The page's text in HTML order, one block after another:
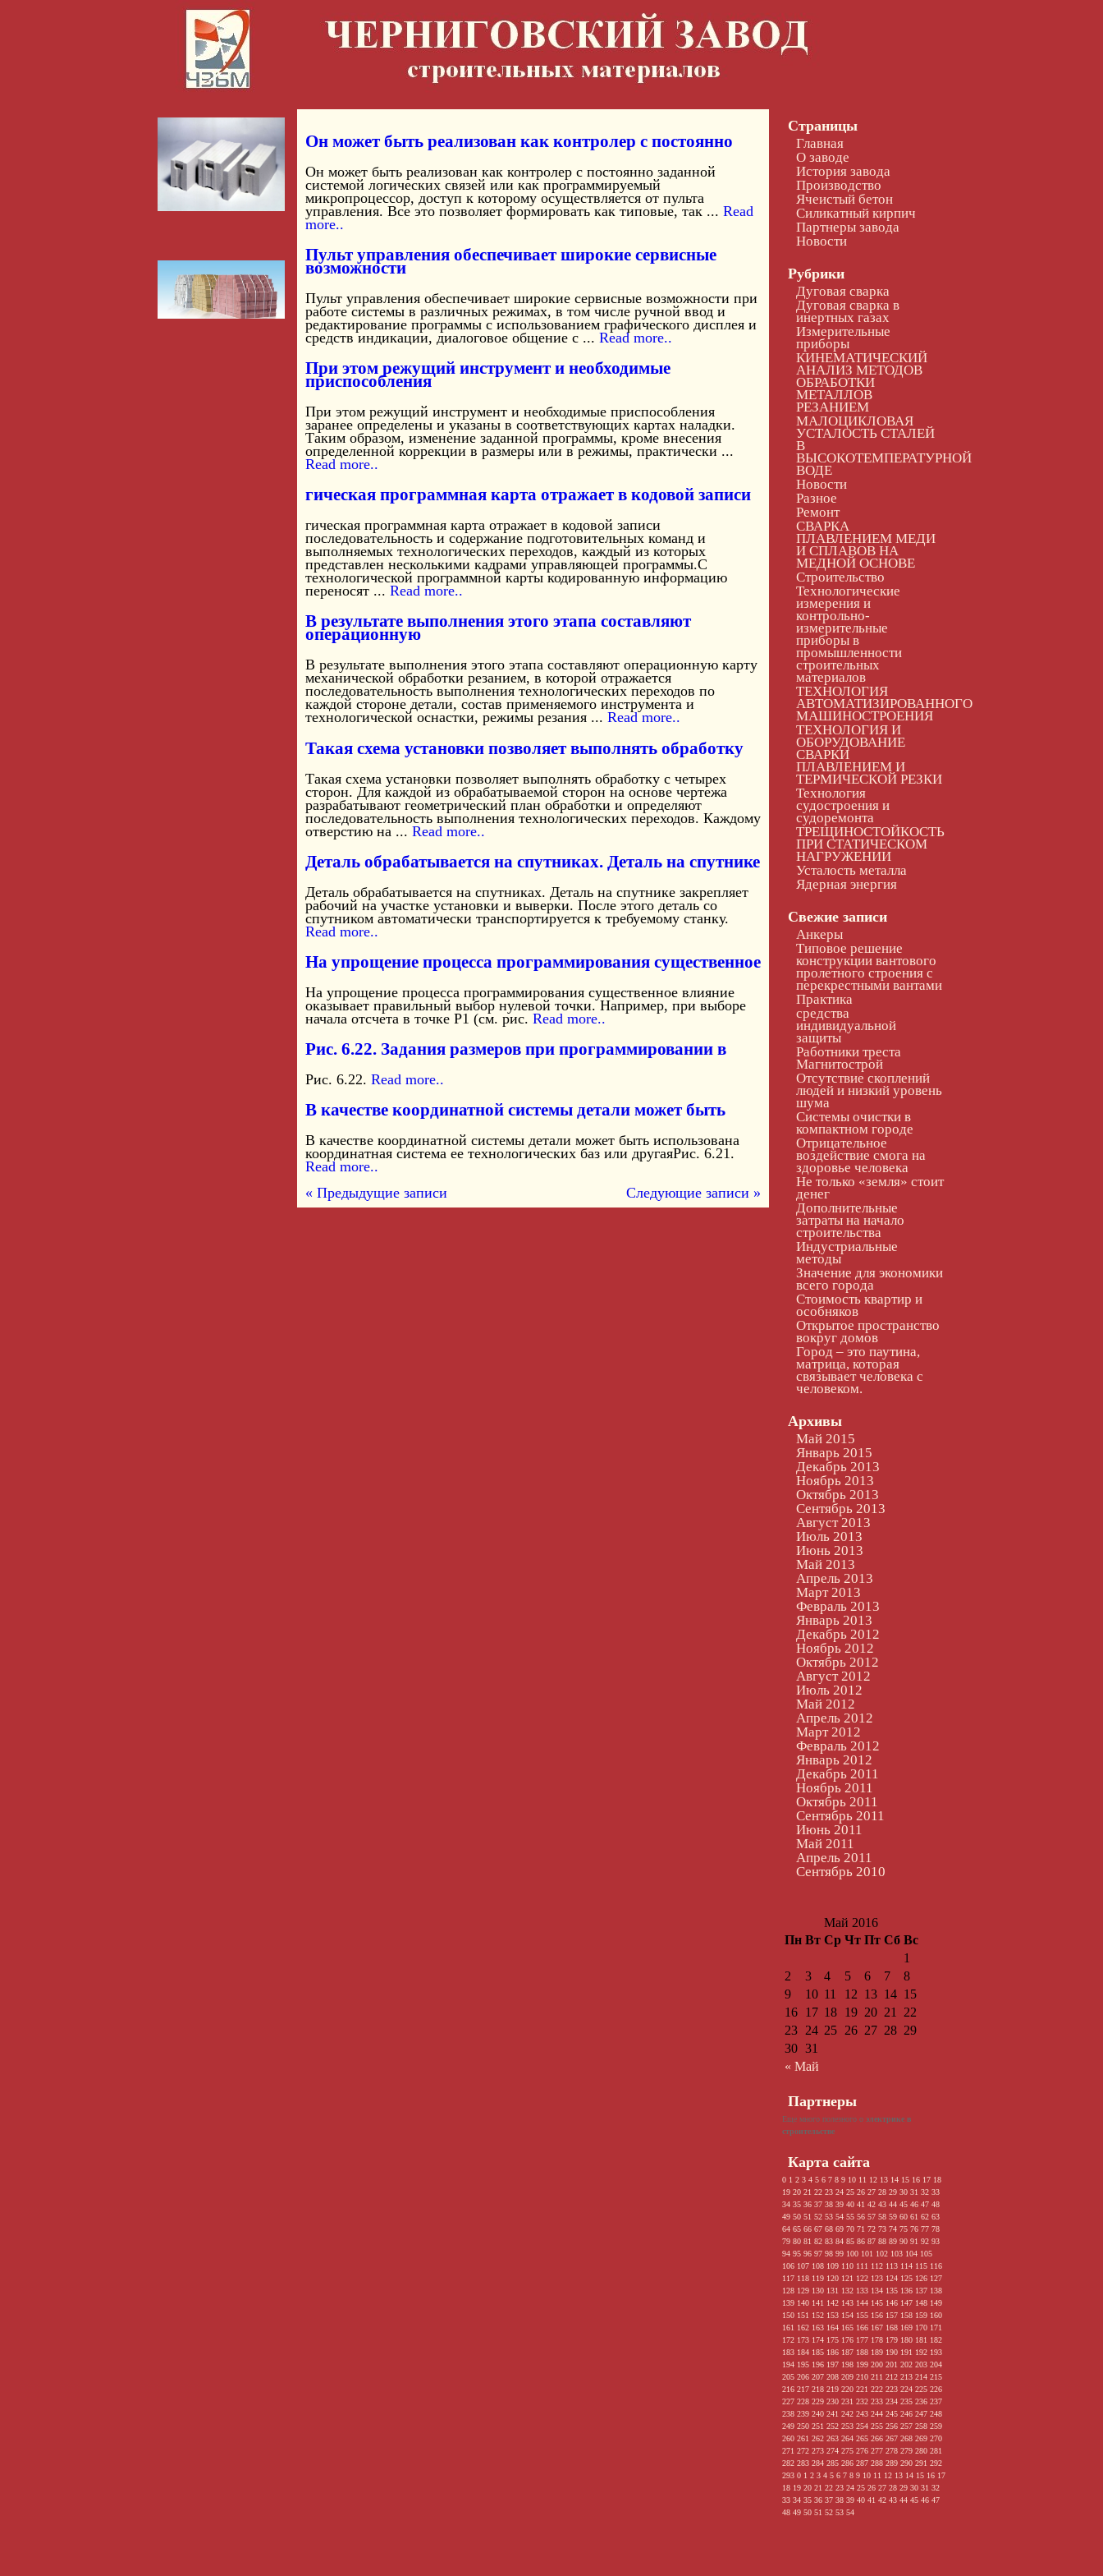
Страницы
Главная
О заводе
История завода
Производство
Ячеистый бетон
Силикатный кирпич
Партнеры завода
Новости
Рубрики
Дуговая сварка
Дуговая сварка в
инертных газах
Измерительные
приборы
КИНЕМАТИЧЕСКИЙ
АНАЛИЗ МЕТОДОВ
ОБРАБОТКИ
МЕТАЛЛОВ
РЕЗАНИЕМ
МАЛОЦИКЛОВАЯ
УСТАЛОСТЬ СТАЛЕЙ
В
ВЫСОКОТЕМПЕРАТУРНОЙ
ВОДЕ
Новости
Разное
Ремонт
СВАРКА
ПЛАВЛЕНИЕМ МЕДИ
И СПЛАВОВ НА
МЕДНОЙ ОСНОВЕ
Строительство
Технологические
измерения и
контрольно-
измерительные
приборы в
промышленности
строительных
материалов
ТЕХНОЛОГИЯ
АВТОМАТИЗИРОВАННОГО
МАШИНОСТРОЕНИЯ
ТЕХНОЛОГИЯ И
ОБОРУДОВАНИЕ
СВАРКИ
ПЛАВЛЕНИЕМ И
ТЕРМИЧЕСКОЙ РЕЗКИ
Технология
судостроения и
судоремонта
ТРЕЩИНОСТОЙКОСТЬ
ПРИ СТАТИЧЕСКОМ
НАГРУЖЕНИИ
Усталость металла
Ядерная энергия
Свежие записи
Анкеры
Типовое решение
конструкции вантового
пролетного строения с
перекрестными вантами
Практика
средства
индивидуальной
защиты
Работники треста
Магнитострой
Отсутствие скоплений
людей и низкий уровень
шума
Системы очистки в
компактном городе
Отрицательное
воздействие смога на
здоровье человека
Не только «земля» стоит
денег
Дополнительные
затраты на начало
строительства
Индустриальные
методы
Значение для экономики
всего города
Стоимость квартир и
особняков
Открытое пространство
вокруг домов
Город – это паутина,
матрица, которая
связывает человека с
человеком.
Архивы
Май 2015
Январь 2015
Декабрь 2013
Ноябрь 2013
Октябрь 2013
Сентябрь 2013
Август 2013
Июль 2013
Июнь 2013
Май 2013
Апрель 2013
Март 2013
Февраль 2013
Январь 2013
Декабрь 2012
Ноябрь 2012
Октябрь 2012
Август 2012
Июль 2012
Май 2012
Апрель 2012
Март 2012
Февраль 2012
Январь 2012
Декабрь 2011
Ноябрь 2011
Октябрь 2011
Сентябрь 2011
Июнь 2011
Май 2011
Апрель 2011
Сентябрь 2010
Май 2016
Пн Вт Ср Чт Пт Сб Вс
« Май
1
2
3 4 5 6 7
8
9
10 11 12 13 14 15
16
17 18 19 20 21
22
23
24 25 26 27 28 29
30 31
Партнеры
Еще много полезного о электрике в
строительстве
Карта сайта
0 1 2 3 4 5 6 7 8 9 10 11 12 13 14 15 16 17 18
19 20 21 22 23 24 25 26 27 28 29 30 31 32 33
34 35 36 37 38 39 40 41 42 43 44 45 46 47 48
49 50 51 52 53 54 55 56 57 58 59 60 61 62 63
64 65 66 67 68 69 70 71 72 73 74 75 76 77 78
79 80 81 82 83 84 85 86 87 88 89 90 91 92 93
94 95 96 97 98 99 100 101 102 103 104 105
106 107 108 109 110 111 112 113 114 115 116
117 118 119 120 121 122 123 124 125 126 127
128 129 130 131 132 133 134 135 136 137 138
139 140 141 142 143 144 145 146 147 148 149
150 151 152 153 154 155 156 157 158 159 160
161 162 163 164 165 166 167 168 169 170 171
172 173 174 175 176 177 178 179 180 181 182
183 184 185 186 187 188 189 190 191 192 193
194 195 196 197 198 199 200 201 202 203 204
205 206 207 208 209 210 211 212 213 214 215
216 217 218 219 220 221 222 223 224 225 226
227 228 229 230 231 232 233 234 235 236 237
238 239 240 241 242 243 244 245 246 247 248
249 250 251 252 253 254 255 256 257 258 259
260 261 262 263 264 265 266 267 268 269 270
271 272 273 274 275 276 277 278 279 280 281
282 283 284 285 286 287 288 289 290 291 292
293 0 1 2 3 4 5 6 7 8 9 10 11 12 13 14 15 16 17
18 19 20 21 22 23 24 25 26 27 28 29 30 31 32
33 34 35 36 37 38 39 40 41 42 43 44 45 46 47
48 49 50 51 52 53 54
Он может быть реализован как контролер с постоянно
Он может быть реализован как контролер с постоянно заданной
системой логических связей или как программируемый
микропроцессор, доступ к которому осуществляется от пульта
управления. Все это позволяет формировать как типовые, так ... Read
more..
Пульт управления обеспечивает широкие сервисные
возможности
Пульт управления обеспечивает широкие сервисные возможности при
работе системы в различных режимах, в том числе ручной ввод и
редактирование программы с использованием графического дисплея и
средств индикации, диалоговое общение с ... Read more..
При этом режущий инструмент и необходимые
приспособления
При этом режущий инструмент и необходимые приспособления
заранее определены и указаны в соответствующих картах наладки.
Таким образом, изменение заданной программы, кроме внесения
определенной коррекции в размеры или в режимы, практически ...
Read more..
гическая программная карта отражает в кодовой записи
гическая программная карта отражает в кодовой записи
последовательность и содержание подготовительных команд и
выполняемых технологических переходов, каждый из которых
представлен несколькими кадрами управляющей программы.С
технологической программной карты кодированную информацию
переносят ... Read more..
В результате выполнения этого этапа составляют
операционную
В результате выполнения этого этапа составляют операционную карту
механической обработки резанием, в которой отражается
последовательность выполнения технологических переходов по
каждой стороне детали, состав применяемого инструмента и
технологической оснастки, режимы резания ... Read more..
Такая схема установки позволяет выполнять обработку
Такая схема установки позволяет выполнять обработку с четырех
сторон. Для каждой из обрабатываемой сторон на основе чертежа
разрабатывают геометрический план обработки и определяют
последовательность выполнения технологических переходов. Каждому
отверстию на ... Read more..
Деталь обрабатывается на спутниках. Деталь на спутнике
Деталь обрабатывается на спутниках. Деталь на спутнике закрепляет
рабочий на участке установки и выверки. После этого деталь со
спутником автоматически транспортируется к требуемому станку.
Read more..
На упрощение процесса программирования существенное
На упрощение процесса программирования существенное влияние
оказывает правильный выбор нулевой точки. Например, при выборе
начала отсчета в точке Р1 (см. рис. Read more..
Рис. 6.22. Задания размеров при программировании в
Рис. 6.22. Read more..
В качестве координатной системы детали может быть
В качестве координатной системы детали может быть использована
координатная система ее технологических баз или другаяРис. 6.21.
Read more..
« Предыдущие записи
Следующие записи »